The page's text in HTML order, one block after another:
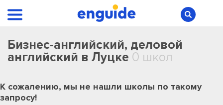
Бизнес-английский, деловой
английский в Луцке 0 школ
К сожалению, мы не нашли школы по такому
запросу!